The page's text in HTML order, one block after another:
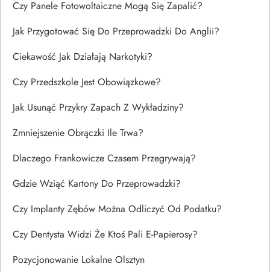
Czy Panele Fotowoltaiczne Mogą Się Zapalić?
Jak Przygotować Się Do Przeprowadzki Do Anglii?
Ciekawość Jak Działają Narkotyki?
Czy Przedszkole Jest Obowiązkowe?
Jak Usunąć Przykry Zapach Z Wykładziny?
Zmniejszenie Obrączki Ile Trwa?
Dlaczego Frankowicze Czasem Przegrywają?
Gdzie Wziąć Kartony Do Przeprowadzki?
Czy Implanty Zębów Można Odliczyć Od Podatku?
Czy Dentysta Widzi Że Ktoś Pali E-Papierosy?
Pozycjonowanie Lokalne Olsztyn